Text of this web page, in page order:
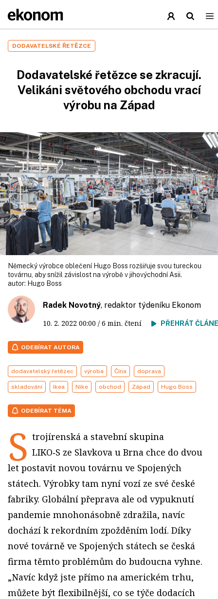
DODAVATELSKÉ ŘETĚZCE
Dodavatelské řetězce se zkracují.
Velikáni světového obchodu vrací
výrobu na Západ
Německý výrobce oblečení Hugo Boss rozšiřuje svou tureckou
továrnu, aby snížil závislost na výrobě v jihový­chodní Asii.
autor: Hugo Boss
Radek Novotný, redaktor týdeníku Ekonom
10. 2. 2022 00:00 / 6 min. čtení PŘEHRÁT
ODEBÍRAT AUTORA
dodavatelský řetězec výroba Čína doprava
skladování Ikea Nike obchod Západ Hugo Boss
ODEBÍRAT TÉMA
S trojírenská a stavební skupina
LIKO‑S ze Slavkova u Brna chce do dvou
let postavit novou továrnu ve Spojených
státech. Výrobky tam nyní vozí ze své české
fabriky. Globální přeprava ale od vypuknutí
pandemie mnohonásobně zdražila, navíc
dochází k rekordním zpožděním lodí. Díky
nové továrně ve Spojených státech se česká
firma těmto problémům do budoucna vyhne.
„Navíc když jste přímo na americkém trhu,
můžete být flexibilnější, co se týče dodacích